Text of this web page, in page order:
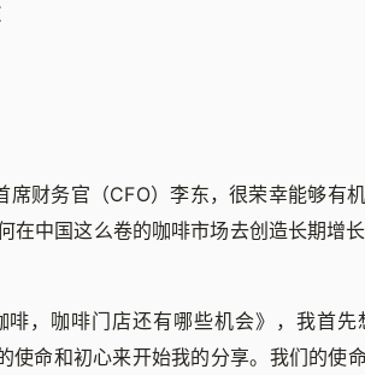
财务官（CFO）李东，很荣幸能够有
在中国这么卷的咖啡市场去创造长期增长
啡，咖啡门店还有哪些机会》，我首
命和初心来开始我的分享。我们的使